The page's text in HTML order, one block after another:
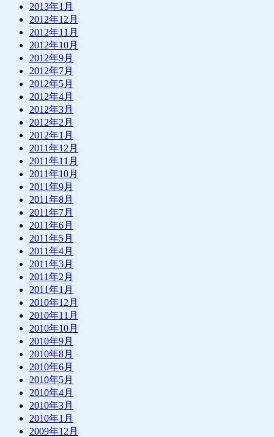
2013年1月
2012年12月
2012年11月
2012年10月
2012年9月
2012年7月
2012年5月
2012年4月
2012年3月
2012年2月
2012年1月
2011年12月
2011年11月
2011年10月
2011年9月
2011年8月
2011年7月
2011年6月
2011年5月
2011年4月
2011年3月
2011年2月
2011年1月
2010年12月
2010年11月
2010年10月
2010年9月
2010年8月
2010年6月
2010年5月
2010年4月
2010年3月
2010年1月
2009年12月